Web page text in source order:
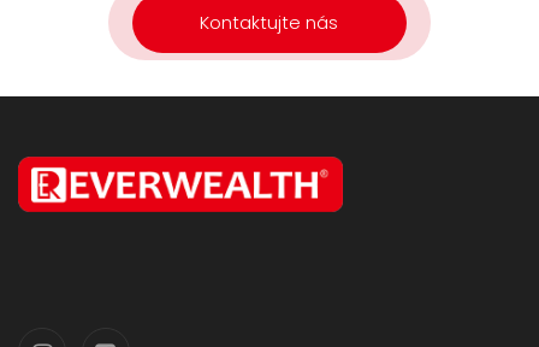
Kontaktujte nás